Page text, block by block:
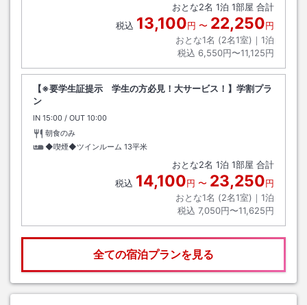
おとな2名 1泊 1部屋 合計
税込 13,100円 〜 22,250円
おとな1名 (2名1室)｜ 1泊
税込 6,550円〜11,125円
【※要学生証提示 学生の方必見！大サービス！】学割プラ
ン
IN チェックイン
15:00 / OUT チェックアウト
10:00
朝食のみ
◆喫煙◆ツインルーム 13平米
おとな2名 1泊 1部屋 合計
税込 14,100円 〜 23,250円
おとな1名 (2名1室)｜ 1泊
税込 7,050円〜11,625円
全ての宿泊プランを見る